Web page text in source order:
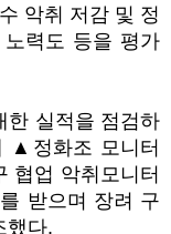
악취 저감 및 정
력도 등을 평가
한 실적을 점검하
▲정화조 모니터
협업 악취모니터
받으며 장려 구
했다.